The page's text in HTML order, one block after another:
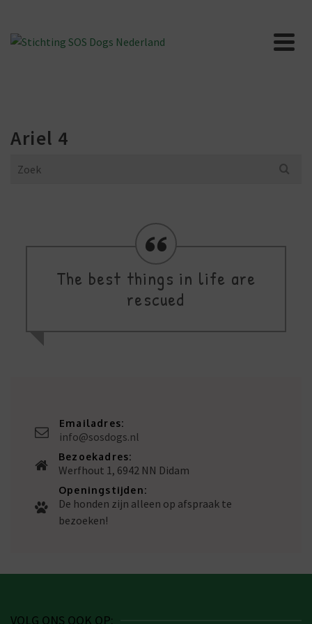
Ariel 4
Search
The best things in life are
rescued
Emailadres:
info@sosdogs.nl
Bezoekadres:
Werfhout 1, 6942 NN Didam
Openingstijden:
De honden zijn alleen op afspraak te
bezoeken!
VOLG ONS OOK OP: